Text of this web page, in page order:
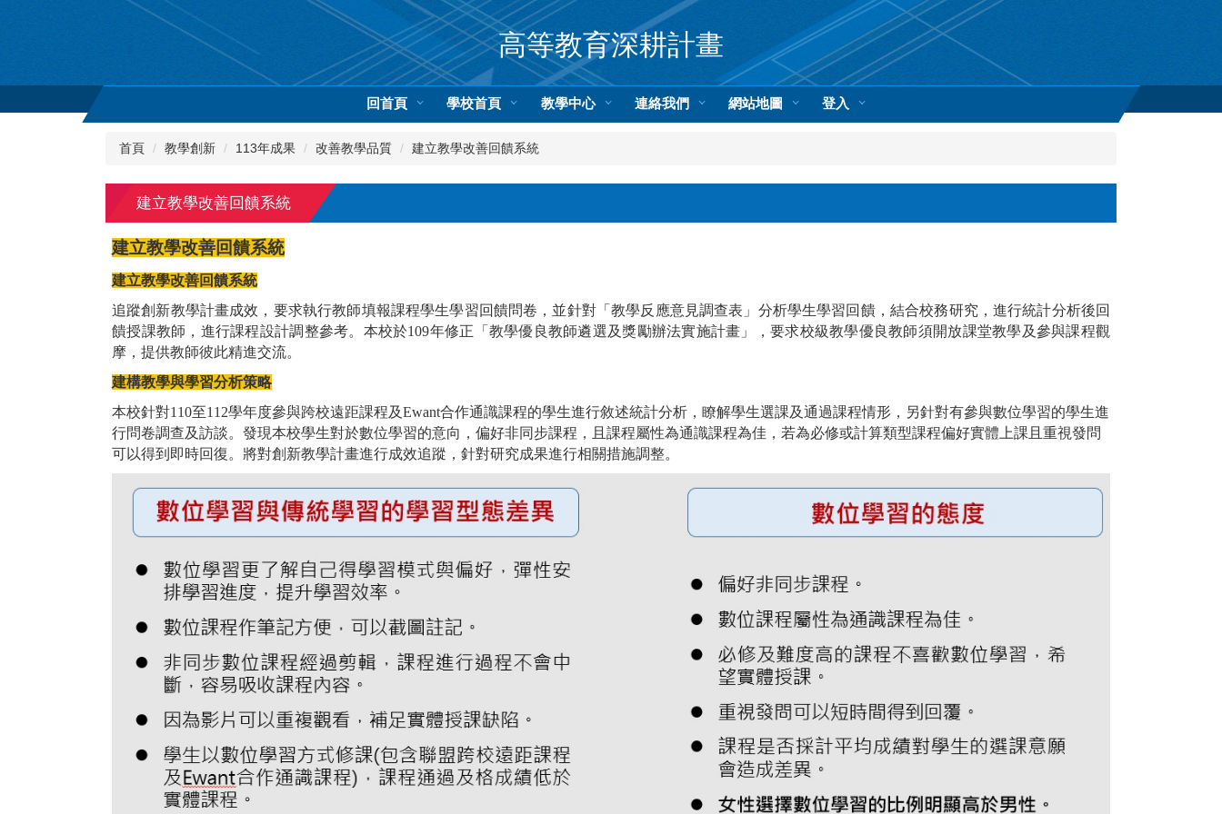
內
高等教育深耕計畫
回首頁 學校首頁 教學中心 連絡我們 網站地圖 登入
首頁 教學創新 113年成果 改善教學品質 建立教學改善回饋系統
建立教學改善回饋系統
建立教學改善回饋系統
建立教學改善回饋系統
追蹤創新教學計畫成效，要求執行教師填報課程學生學習回饋問卷，並針對「教學反應意見調查表」分析學生學習回饋，結合校務研究，進行統計分析後回
饋授課教師，進行課程設計調整參考。本校於109年修正「教學優良教師遴選及獎勵辦法實施計畫」，要求校級教學優良教師須開放課堂教學及參與課程觀
摩，提供教師彼此精進交流。
建構教學與學習分析策略
本校針對110至112學年度參與跨校遠距課程及Ewant合作通識課程的學生進行敘述統計分析，瞭解學生選課及通過課程情形，另針對有參與數位學習的學生進
行問卷調查及訪談。發現本校學生對於數位學習的意向，偏好非同步課程，且課程屬性為通識課程為佳，若為必修或計算類型課程偏好實體上課且重視發問
可以得到即時回復。將對創新教學計畫進行成效追蹤，針對研究成果進行相關措施調整。